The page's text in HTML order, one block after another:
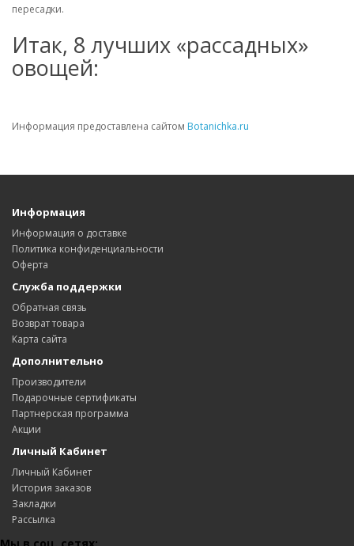
пересадки.
Итак, 8 лучших «рассадных»
овощей:
Информация предоставлена сайтом Botanichka.ru
Информация
Информация о доставке
Политика конфиденциальности
Оферта
Служба поддержки
Обратная связь
Возврат товара
Карта сайта
Дополнительно
Производители
Подарочные сертификаты
Партнерская программа
Акции
Личный Кабинет
Личный Кабинет
История заказов
Закладки
Рассылка